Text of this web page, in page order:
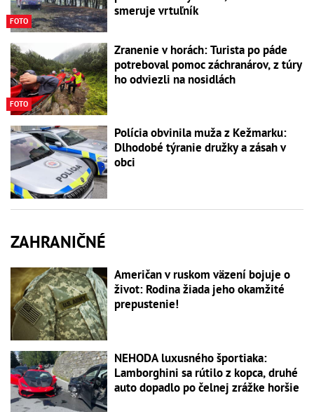
FOTO
smeruje vrtuľník
FOTO
Zranenie v horách: Turista po páde
potreboval pomoc záchranárov, z túry
ho odviezli na nosidlách
Polícia obvinila muža z Kežmarku:
Dlhodobé týranie družky a zásah v
obci
ZAHRANIČNÉ
Američan v ruskom väzení bojuje o
život: Rodina žiada jeho okamžité
prepustenie!
NEHODA luxusného športiaka:
Lamborghini sa rútilo z kopca, druhé
auto dopadlo po čelnej zrážke horšie